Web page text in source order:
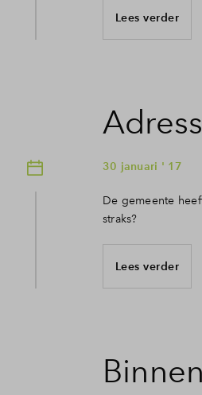
Lees verder
30 januari ' 17
De gemeente
straks?
Lees verder